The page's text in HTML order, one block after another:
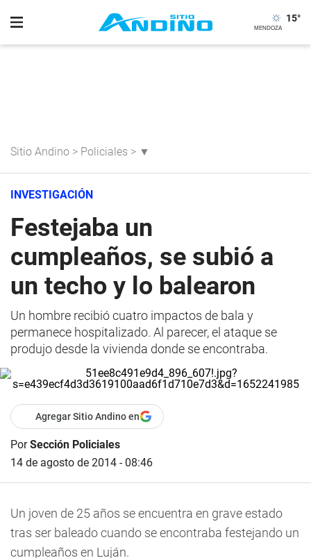
15°
Sitio Andino > Policiales > ▼
INVESTIGACIÓN
Festejaba un
cumpleaños, se subió a
un techo y lo balearon
Un hombre recibió cuatro impactos de bala y
permanece hospitalizado. Al parecer, el ataque se
produjo desde la vivienda donde se encontraba.
Agregar Sitio Andino en
PorSección Policiales
14 de agosto de 2014 - 08:46
Un joven de 25 años se encuentra en grave estado
tras ser baleado cuando se encontraba festejando un
cumpleaños en Luján.